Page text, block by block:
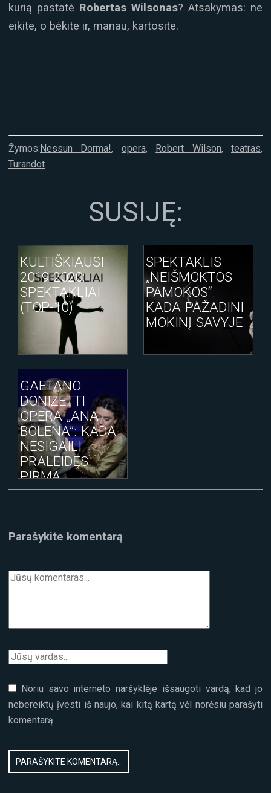
kurią pastatė Robertas Wilsonas? Atsakymas: ne
eikite, o bėkite ir, manau, kartosite.
Žymos: Nessun Dorma!, opera, Robert Wilson,teatras,
Turandot
SUSIJĘ:
KULTIŠKIAUSI
2019-2020:
SPEKTAKLIAI
(TOP-10)
SPEKTAKLIS
„NEIŠMOKTOS
PAMOKOS“:
KADA PAŽADINI
MOKINĮ SAVYJE
GAETANO
DONIZETTI
OPERA „ANA
BOLENA”: KADA
NESIGAILI
PRALEIDĘS
PIRMĄ
MANCHESTER
Parašykite komentarą
Noriu savo interneto naršyklėje išsaugoti vardą, kad jo
nebereiktų įvesti iš naujo, kai kitą kartą vėl norėsiu parašyti
komentarą.